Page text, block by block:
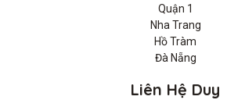
Quận 1
Nha Trang
Hồ Tràm
Đà Nẵng
Liên Hệ Duy